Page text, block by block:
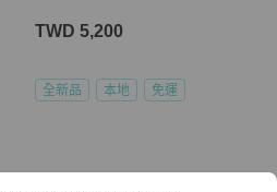
TWD 5,200
全新品 本地 免運